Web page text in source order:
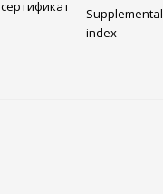
сертификат
Supplemental
index